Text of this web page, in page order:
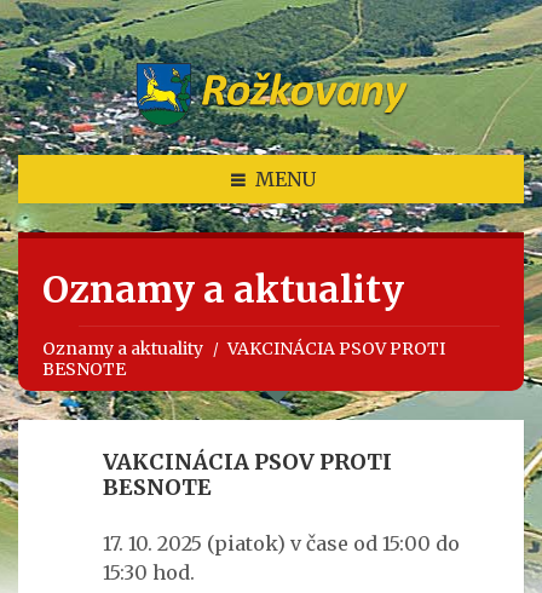
MENU
Oznamy a aktuality
Oznamy a aktuality
VAKCINÁCIA PSOV PROTI
BESNOTE
VAKCINÁCIA PSOV PROTI
BESNOTE
17. 10. 2025 (piatok) v čase od 15:00 do
15:30 hod.